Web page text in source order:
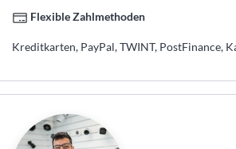
Flexible Zahlmethoden
Kreditkarten, PayPal, TWINT, PostFinance,